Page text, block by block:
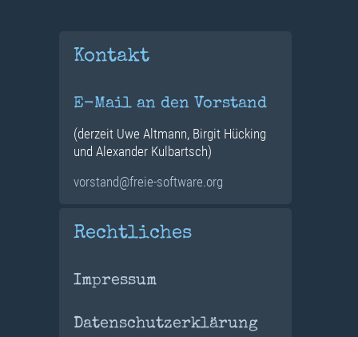
Kontakt
E-Mail an den Vorstand
(derzeit Uwe Altmann, Birgit Hücking
und Alexander Kulbartsch)
vorstand@freie-software.org
Rechtliches
Impressum
Datenschutzerklärung